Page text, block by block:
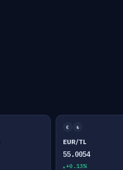
€ ₺
EUR/TL
55.0054
+0.13%